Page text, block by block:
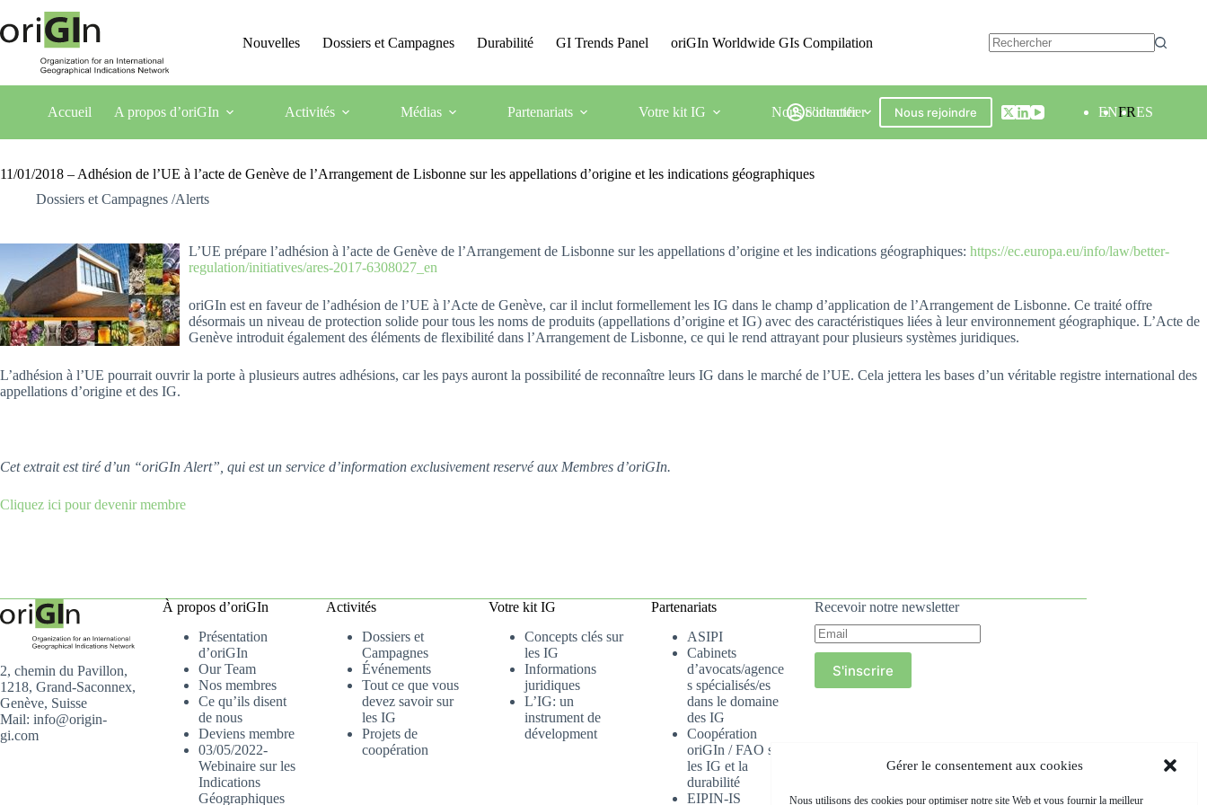
Gérer le consentement aux cookies
Nous utilisons des cookies pour optimiser notre site Web et vous fournir la meilleur
Nouvelles Dossiers et Campagnes Durabilité GI Trends Panel oriGIn Worldwide GIs Compilation
Accueil A propos d’oriGIn Activités Médias Partenariats Votre kit IG Nous contacter
S'identifier Nous rejoindre ENFRES
11/01/2018 – Adhésion de l’UE à l’acte de Genève de l’Arrangement de Lisbonne sur les appellations d’origine et les indications géographiques
Dossiers et Campagnes /Alerts
L’UE prépare l’adhésion à l’acte de Genève de l’Arrangement de Lisbonne sur les appellations d’origine et les indications géographiques: https://ec.europa.eu/info/law/better-
regulation/initiatives/ares-2017-6308027_en
oriGIn est en faveur de l’adhésion de l’UE à l’Acte de Genève, car il inclut formellement les IG dans le champ d’application de l’Arrangement de Lisbonne. Ce traité offre
désormais un niveau de protection solide pour tous les noms de produits (appellations d’origine et IG) avec des caractéristiques liées à leur environnement géographique. L’Acte de
Genève introduit également des éléments de flexibilité dans l’Arrangement de Lisbonne, ce qui le rend attrayant pour plusieurs systèmes juridiques.
L’adhésion à l’UE pourrait ouvrir la porte à plusieurs autres adhésions, car les pays auront la possibilité de reconnaître leurs IG dans le marché de l’UE. Cela jettera les bases d’un véritable registre international des
appellations d’origine et des IG.
Cet extrait est tiré d’un “oriGIn Alert”, qui est un service d’information exclusivement reservé aux Membres d’oriGIn.
Cliquez ici pour devenir membre
2, chemin du Pavillon,
1218, Grand-Saconnex,
Genève, Suisse
Mail: info@origin-
gi.com
À propos d’oriGIn
Présentation
d’oriGIn
Our Team
Nos membres
Ce qu’ils disent
de nous
Deviens membre
03/05/2022-
Webinaire sur les
Indications
Géographiques
Activités
Dossiers et
Campagnes
Événements
Tout ce que vous
devez savoir sur
les IG
Projets de
coopération
Votre kit IG
Concepts clés sur
les IG
Informations
juridiques
L’IG: un
instrument de
dévelopment
Partenariats
ASIPI
Cabinets
d’avocats/agence
s spécialisés/es
dans le domaine
des IG
Coopération
oriGIn / FAO sur
les IG et la
durabilité
EIPIN-IS
Recevoir notre newsletter
S'inscrire